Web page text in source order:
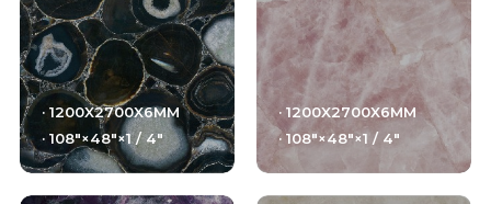
· 1200X2700X6MM
· 108"×48"×1 / 4"
· 1200X2700X6MM
· 108"×48"×1 / 4"